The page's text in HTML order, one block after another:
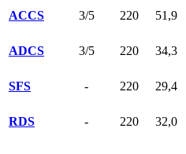
ACCS 3/5 220 51,9
ADCS 3/5 220 34,3
SFS - 220 29,4
RDS - 220 32,0